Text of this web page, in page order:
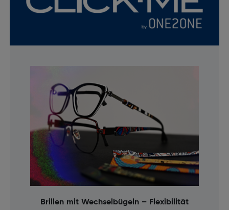
Brillen mit Wechselbügeln – Flexibilität